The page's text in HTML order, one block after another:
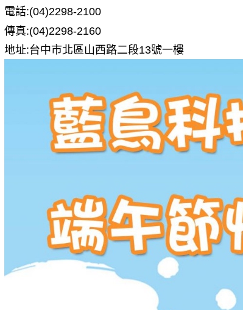
電話:(04)2298-2100
傳真:(04)2298-2160
地址:台中市北區山西路二段13號一樓